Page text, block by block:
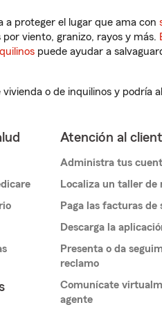
a proteger el lugar que ama con
viento, granizo, rayos y más.
puede ayudar a
o de inquilinos y podría
Atención al
Administra tus
Localiza un taller de
Paga las facturas de
Descarga la
Presenta o da
reclamo
Comunícate
agente